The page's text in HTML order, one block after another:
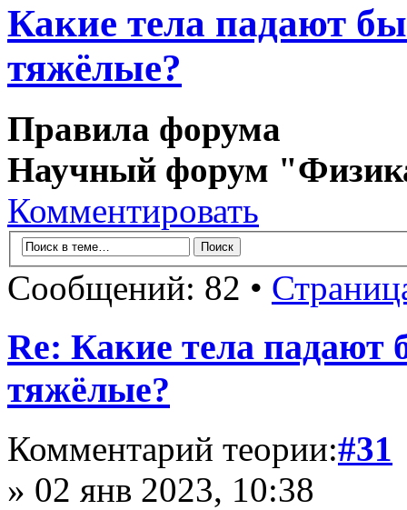
Какие тела падают
тяжёлые?
Правила форума
Научный форум
Комментировать
Сообщений: 82 •
Re: Какие тела падают
тяжёлые?
Комментарий теории:#31
» 02 янв 2023, 10:38